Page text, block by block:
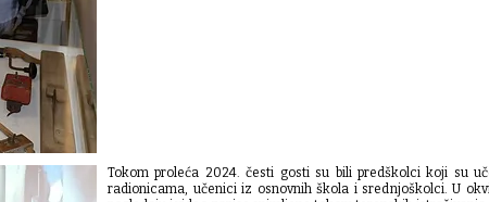
Tokom proleća 2024. česti gosti su bili predškolci koji su
radionicama, učenici iz osnovnih škola i srednjoškolci. U